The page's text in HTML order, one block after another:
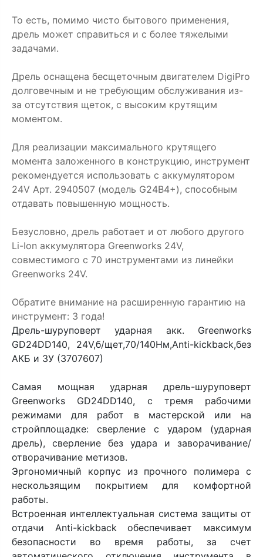
То есть, помимо чисто бытового применения,
дрель может справиться и с более тяжелыми
задачами.
Дрель оснащена бесщеточным двигателем DigiPro
долговечным и не требующим обслуживания из-
за отсутствия щеток, с высоким крутящим
моментом.
Для реализации максимального крутящего
момента заложенного в конструкцию, инструмент
рекомендуется использовать с аккумулятором
24V Арт. 2940507 (модель G24B4+), способным
отдавать повышенную мощность.
Безусловно, дрель работает и от любого другого
Li-Ion аккумулятора Greenworks 24V,
совместимого с 70 инструментами из линейки
Greenworks 24V.
Обратите внимание на расширенную гарантию на
инструмент: 3 года!
Дрель-шуруповерт ударная акк. Greenworks
GD24DD140, 24V,б/щет,70/140Нм,Anti-kickback,без
АКБ и ЗУ (3707607)
Самая мощная ударная дрель-шуруповерт
Greenworks GD24DD140, с тремя рабочими
режимами для работ в мастерской или на
стройплощадке: сверление с ударом (ударная
дрель), сверление без удара и заворачивание/
отворачивание метизов.
Эргономичный корпус из прочного полимера с
нескользящим покрытием для комфортной
работы.
Встроенная интеллектуальная система защиты от
отдачи Anti-kickback обеспечивает максимум
безопасности во время работы, за счет